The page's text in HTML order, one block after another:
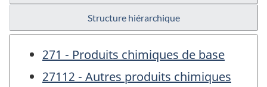
Structure hiérarchique
271 - Produits chimiques de base
27112 - Autres produits chimiques